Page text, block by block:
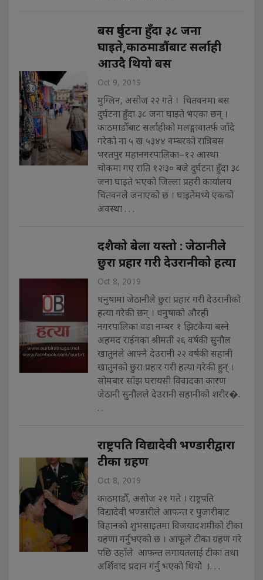
बस दुर्घटना हुँदा ३८ जना
घाइते,काठमाडौंबाट सर्लाही
आउदै थियो बस
Oct 9, 2019
मुग्लिन, असोज २२ गते । चितवनमा बस
दुर्घटना हुँदा ३८ जना घाइते भएका छन् ।
काठमाडौँबाट सर्लाहीको मलङ्गावातर्फ जाँदै
गरेको ना ५ ख ५३४४ नम्बरको रात्रिबस
भरतपुर महानगरपालिका–१२ आस्था
चोकमा गए राति १२ः३० बजे दुर्घटना हुँदा ३८
जना घाइते भएको जिल्ला प्रहरी कार्यालय
चितवनले जनाएको छ । घाइतेमध्ये एकको
अवस्था . . .
दशैको बेला यस्तो : जेठानीले
छुरा प्रहार गरी देउरानीको हत्या
Oct 8, 2019
धनुषामा जेठानीले छुरा प्रहार गरी देउरानीको
हत्या गरेकी छन् । धनुषाको औरही
नगरपालिका वडा नम्बर १ झिटकैया बस्ने
अहमद राईनका श्रीमती २६ वर्षकी सुनौल
खातुनले आफ्नै देउरानी २२ वर्षकी सहानी
खातुनको छुरा प्रहार गरी हत्या गरेकी हुन् ।
सोमबार साँझ घरायसी विवादका कारण
जेठानी सुनौलले देउरानी सहानीको शरीर�.
. .
राष्ट्रपति विद्यादेवी भण्डारीद्वारा
टीका ग्रहण
Oct 8, 2019
काठमाडौँ, असोज २१ गते । राष्ट्रपति
विद्यादेवी भण्डारीले आफन्त र पुजारीबाट
विहानकाे शुभसाइतमा विजयादशमीको टीका
ग्रहणा गर्नुभएकाे छ । आफूले टीका ग्रहण गरे
पछि उहाँले आफन्त लगायतलाई टीका तथा
अर्शिवाद प्रदान गर्नु भएकाे थियाे ।. . .